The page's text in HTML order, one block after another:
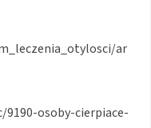
ar
osoby-cierpiace-